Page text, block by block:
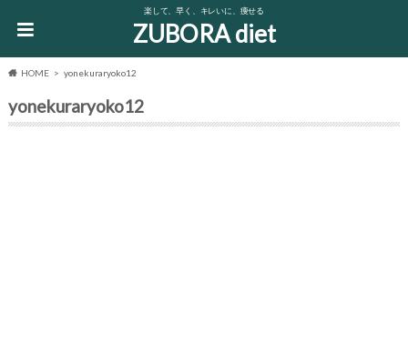
楽して、早く、キレいに、痩せる
ZUBORA diet
HOME yonekuraryoko12
yonekuraryoko12